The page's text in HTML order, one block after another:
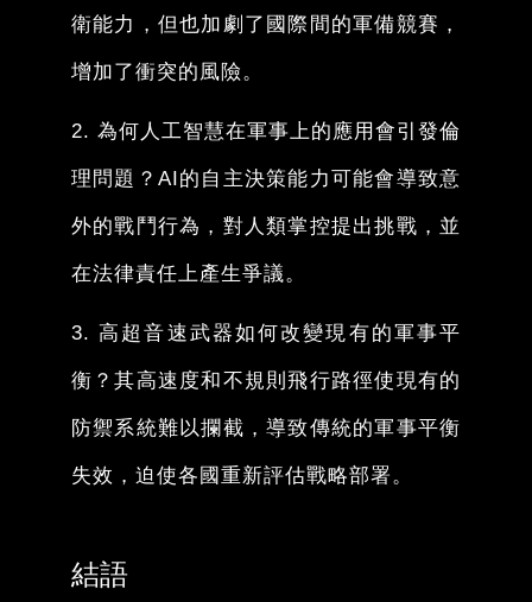
衛能力，但也加劇了國際間的軍備競賽，
增加了衝突的風險。
2. 為何人工智慧在軍事上的應用會引發倫
理問題？AI的自主決策能力可能會導致意
外的戰鬥行為，對人類掌控提出挑戰，並
在法律責任上產生爭議。
3. 高超音速武器如何改變現有的軍事平
衡？其高速度和不規則飛行路徑使現有的
防禦系統難以攔截，導致傳統的軍事平衡
失效，迫使各國重新評估戰略部署。
結語